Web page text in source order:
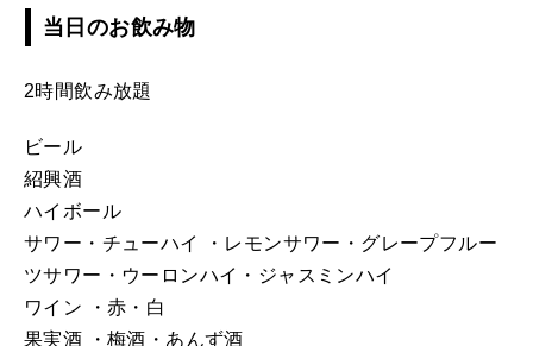
当日のお飲み物
2時間飲み放題
ビール
紹興酒
ハイボール
サワー・チューハイ ・レモンサワー・グレープフルー
ツサワー・ウーロンハイ・ジャスミンハイ
ワイン ・赤・白
果実酒 ・梅酒・あんず酒